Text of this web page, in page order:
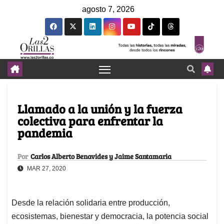
agosto 7, 2026
Llamado a la unión y la fuerza
colectiva para enfrentar la
pandemia
Por Carlos Alberto Benavides y Jaime Santamaria
MAR 27, 2020
Desde la relación solidaria entre producción,
ecosistemas, bienestar y democracia, la potencia social